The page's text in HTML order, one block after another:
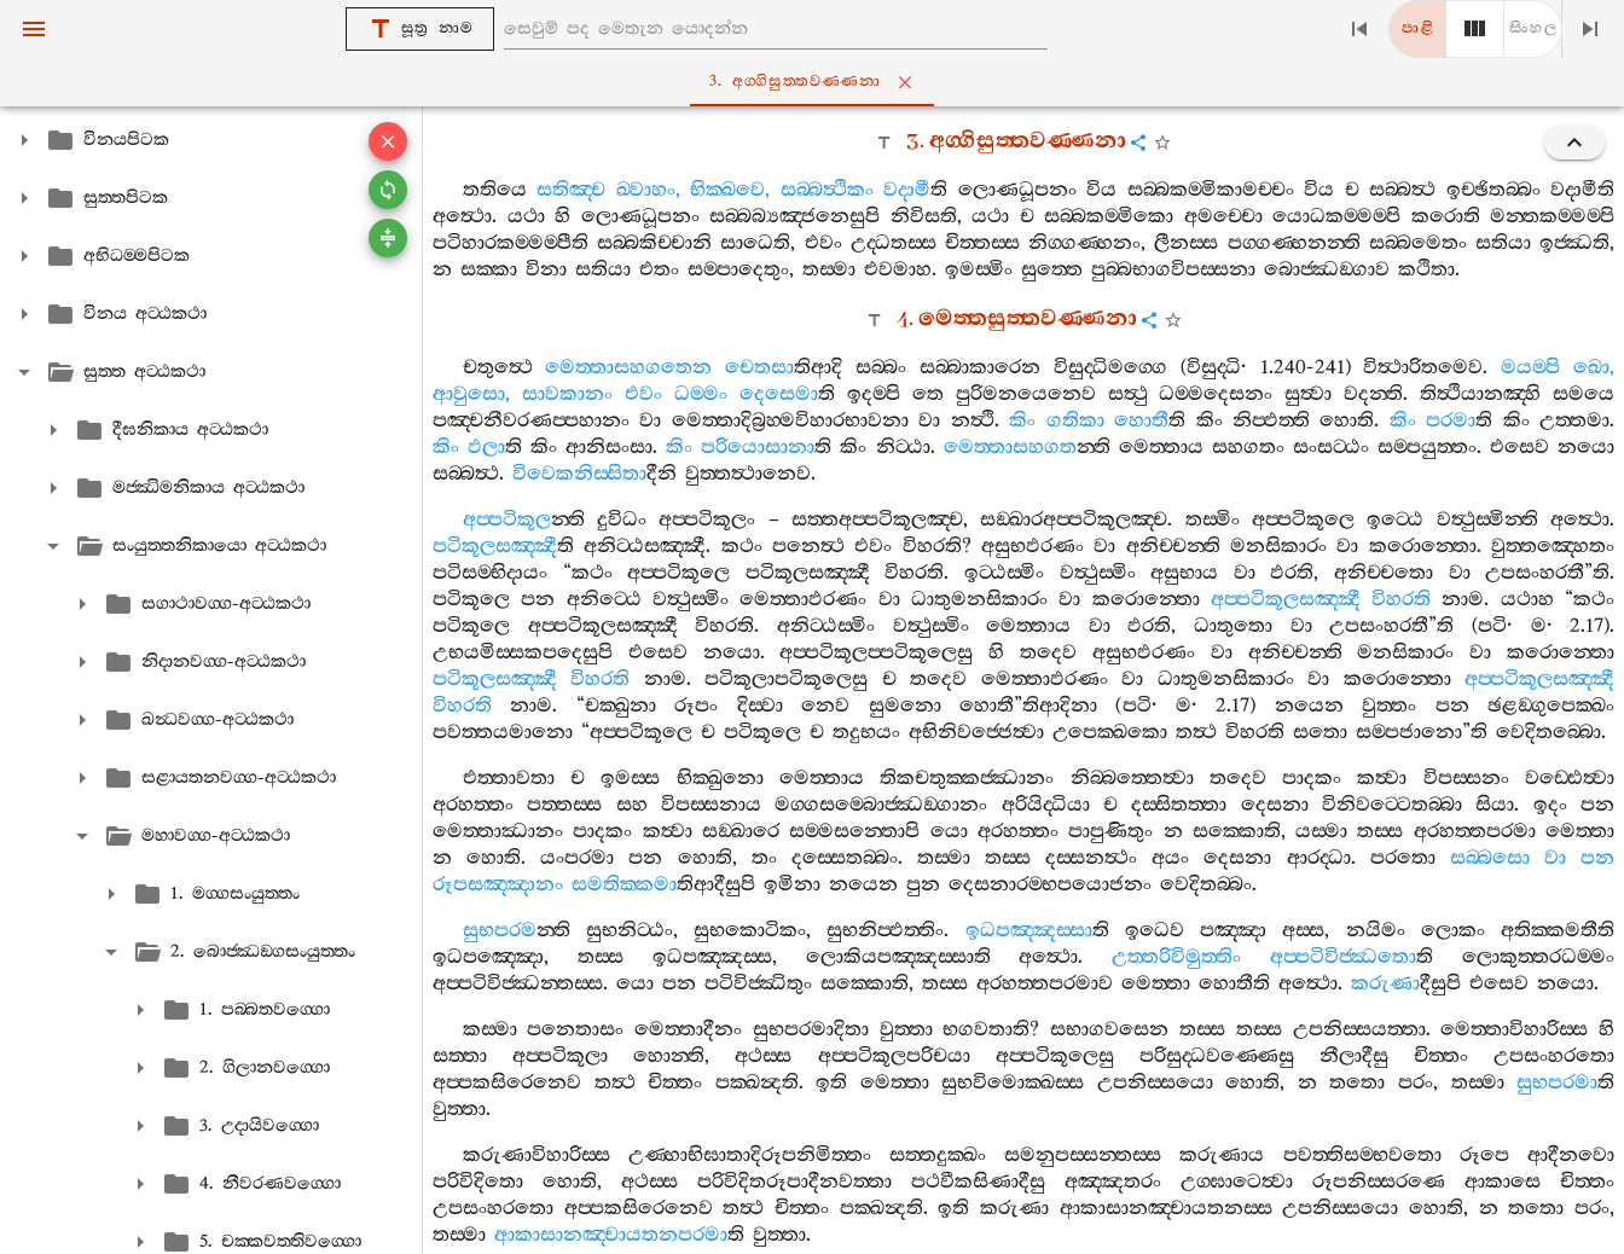
සූත්‍ර නාම පාළි සිංහල
3. අග‍්ගිසුත‍්තවණ‍්ණනා
විනයපිටක
සුත‍්තපිටක
අභිධම‍්මපිටක
විනය අට‍්ඨකථා
සුත‍්ත අට‍්ඨකථා
දීඝනිකාය අට‍්ඨකථා
මජ‍්ඣිමනිකාය අට‍්ඨකථා
සංයුත‍්තනිකායො අට‍්ඨකථා
සගාථාවග‍්ග-අට‍්ඨකථා
නිදානවග‍්ග-අට‍්ඨකථා
ඛන්‍ධවග‍්ග-අට‍්ඨකථා
සළායතනවග‍්ග-අට‍්ඨකථා
මහාවග‍්ග-අට‍්ඨකථා
1. මග‍්ගසංයුත‍්තං
2. බොජ‍්ඣඞ‍්ගසංයුත‍්තං
1. පබ‍්බතවග‍්ගො
2. ගිලානවග‍්ගො
3. උදායිවග‍්ගො
4. නීවරණවග‍්ගො
5. චක‍්කවත‍්තිවග‍්ගො
3.අග‍්ගිසුත‍්තවණ‍්ණනා
තතියෙ සතිඤ‍්ච ඛ‍්වාහං,භික‍්ඛවෙ, සබ‍්බත්‍ථිකං වදාමීති ලොණධූපනං විය සබ‍්බකම‍්මිකාමච‍්චං විය ච සබ‍්බත්‍ථ ඉච‍්ඡිතබ‍්බං වදාමීති
අත්‍ථො. යථා හි ලොණධූපනං සබ‍්බබ්‍යඤ‍්ජනෙසුපි නිවිසති, යථා ච සබ‍්බකම‍්මිකො අමච‍්චො යොධකම‍්මම‍්පි කරොති මන‍්තකම‍්මම‍්පි
පටිහාරකම‍්මම‍්පීති සබ‍්බකිච‍්චානි සාධෙති, එවං උද‍්ධතස‍්ස චිත‍්තස‍්ස නිග‍්ගණ‍්හනං,ලීනස‍්ස පග‍්ගණ‍්හනන‍්ති සබ‍්බමෙතං සතියා ඉජ‍්ඣති,
න සක‍්කා විනා සතියා එතං සම‍්පාදෙතුං, තස‍්මා එවමාහ. ඉමස‍්මිං සුත‍්තෙ පුබ‍්බභාගවිපස‍්සනා බොජ‍්ඣඞ‍්ගාව කථිතා.
4.මෙත‍්තසුත‍්තවණ‍්ණනා
චතුත්‍ථෙ මෙත‍්තාසහගතෙන චෙතසාතිආදි සබ‍්බං සබ‍්බාකාරෙන විසුද‍්ධිමග‍්ගෙ (විසුද‍්ධි· 1.240-241)විත්‍ථාරිතමෙව.මයම‍්පි ඛො,
ආවුසො, සාවකානං එවං ධම‍්මං දෙසෙමාති ඉදම‍්පි තෙ පුරිමනයෙනෙව සත්‍ථු ධම‍්මදෙසනං සුත්‍වා වදන‍්ති.තිත්‍ථියානඤ‍්හි සමයෙ
පඤ‍්චනීවරණප‍්පහානං වා මෙත‍්තාදිබ්‍රහ‍්මවිහාරභාවනා වා නත්‍ථි.කිං ගතිකා හොතීති කිං නිප‍්ඵත‍්ති හොති. කිං පරමාති කිං උත‍්තමා.
කිං ඵලාති කිං ආනිසංසා.කිං පරියොසානාති කිං නිට‍්ඨා. මෙත‍්තාසහගතන‍්ති මෙත‍්තාය සහගතං සංසට‍්ඨං සම‍්පයුත‍්තං.එසෙව නයො
සබ‍්බත්‍ථ. විවෙකනිස‍්සිතාදීනි වුත‍්තත්‍ථානෙව.
අප‍්පටිකූලන‍්ති දුවිධං අප‍්පටිකූලං – සත‍්තඅප‍්පටිකූලඤ‍්ච,සඞ‍්ඛාරඅප‍්පටිකූලඤ‍්ච. තස‍්මිං අප‍්පටිකූලෙ ඉට‍්ඨෙ වත්‍ථුස‍්මින‍්ති අත්‍ථො.
පටිකූලසඤ‍්ඤීති අනිට‍්ඨසඤ‍්ඤී. කථං පනෙත්‍ථ එවං විහරති?අසුභඵරණං වා අනිච‍්චන‍්ති මනසිකාරං වා කරොන‍්තො.වුත‍්තඤ‍්හෙතං
පටිසම‍්භිදායං “කථං අප‍්පටිකූලෙ පටිකූලසඤ‍්ඤී විහරති. ඉට‍්ඨස‍්මිං වත්‍ථුස‍්මිං අසුභාය වා ඵරති, අනිච‍්චතො වා උපසංහරතී”ති.
පටිකූලෙ පන අනිට‍්ඨෙ වත්‍ථුස‍්මිං මෙත‍්තාඵරණං වා ධාතුමනසිකාරං වා කරොන‍්තො අප‍්පටිකූලසඤ‍්ඤී විහරති නාම. යථාහ “කථං
පටිකූලෙ
අප‍්පටිකූලසඤ‍්ඤී විහරති. අනිට‍්ඨස‍්මිං වත්‍ථුස‍්මිං මෙත‍්තාය වා ඵරති, ධාතුතො වා උපසංහරතී”ති (පටි· ම· 2.17).
උභයමිස‍්සකපදෙසුපි
එසෙව නයො.අප‍්පටිකූලප‍්පටිකූලෙසු හි තදෙව අසුභඵරණං වා අනිච‍්චන‍්ති මනසිකාරං වා
කරොන‍්තො
පටිකූලසඤ‍්ඤී
විහරති නාම.පටිකූලාපටිකූලෙසු ච තදෙව මෙත‍්තාඵරණං වා ධාතුමනසිකාරං වා කරොන‍්තො
අප‍්පටිකූලසඤ‍්ඤී
විහරති
නාම. “චක‍්ඛුනා රූපං දිස‍්වා නෙව සුමනො හොතී”තිආදිනා (පටි· ම· 2.17) නයෙන වුත‍්තං පන
ඡළඞ‍්ගුපෙක‍්ඛං
පවත‍්තයමානො “අප‍්පටිකූලෙ ච පටිකූලෙ ච තදුභයං අභිනිවජ‍්ජෙත්‍වා උපෙක‍්ඛකො තත්‍ථ විහරති සතො සම‍්පජානො”ති වෙදිතබ‍්බො.
එත‍්තාවතා
ච ඉමස‍්ස භික‍්ඛුනො මෙත‍්තාය තිකචතුක‍්කජ‍්ඣානං නිබ‍්බත‍්තෙත්‍වා තදෙව පාදකං කත්‍වා විපස‍්සනං
වඩ‍්ඪෙත්‍වා
අරහත‍්තං පත‍්තස‍්ස සහ විපස‍්සනාය මග‍්ගසම‍්බොජ‍්ඣඞ‍්ගානං අරියිද‍්ධියා ච දස‍්සිතත‍්තා දෙසනා විනිවට‍්ටෙතබ‍්බා සියා. ඉදං පන
මෙත‍්තාඣානං පාදකං කත්‍වා සඞ‍්ඛාරෙ සම‍්මසන‍්තොපි යො අරහත‍්තං පාපුණිතුං න සක‍්කොති,යස‍්මා තස‍්ස අරහත‍්තපරමා මෙත‍්තා
න
හොති.යංපරමා පන හොති, තං දස‍්සෙතබ‍්බං. තස‍්මා තස‍්ස දස‍්සනත්‍ථං අයං දෙසනා ආරද‍්ධා. පරතො සබ‍්බසො වා
පන
රූපසඤ‍්ඤානං සමතික‍්කමාතිආදීසුපි ඉමිනා නයෙන පුන දෙසනාරම‍්භපයොජනං වෙදිතබ‍්බං.
සුභපරමන‍්ති සුභනිට‍්ඨං,සුභකොටිකං,සුභනිප‍්ඵත‍්තිං. ඉධපඤ‍්ඤස‍්සාති ඉධෙව පඤ‍්ඤා අස‍්ස, නයිමං ලොකං
අතික‍්කමතීති
ඉධපඤ‍්ඤො, තස‍්ස ඉධපඤ‍්ඤස‍්ස, ලොකියපඤ‍්ඤස‍්සාති අත්‍ථො.උත‍්තරිවිමුත‍්තිං අප‍්පටිවිජ‍්ඣතොති
ලොකුත‍්තරධම‍්මං
අප‍්පටිවිජ‍්ඣන‍්තස‍්ස. යො පන පටිවිජ‍්ඣිතුං සක‍්කොති, තස‍්ස අරහත‍්තපරමාව මෙත‍්තා හොතීති අත්‍ථො. කරුණාදීසුපි එසෙව නයො.
කස‍්මා පනෙතාසං මෙත‍්තාදීනං සුභපරමාදිතා වුත‍්තා භගවතාති?සභාගවසෙන තස‍්ස තස‍්ස උපනිස‍්සයත‍්තා.මෙත‍්තාවිහාරිස‍්ස හි
සත‍්තා
අප‍්පටිකූලා හොන‍්ති,අථස‍්ස අප‍්පටිකූලපරිචයා අප‍්පටිකූලෙසු පරිසුද‍්ධවණ‍්ණෙසු නීලාදීසු චිත‍්තං
උපසංහරතො
අප‍්පකසිරෙනෙව
තත්‍ථ චිත‍්තං පක‍්ඛන්‍දති.ඉති මෙත‍්තා සුභවිමොක‍්ඛස‍්ස උපනිස‍්සයො හොති, න තතො පරං, තස‍්මා සුභපරමාති
වුත‍්තා.
කරුණාවිහාරිස‍්ස
උණ‍්හාභිඝාතාදිරූපනිමිත‍්තං සත‍්තදුක‍්ඛං සමනුපස‍්සන‍්තස‍්ස කරුණාය පවත‍්තිසම‍්භවතො රූපෙ
ආදීනවො
පරිවිදිතො
හොති, අථස‍්ස පරිවිදිතරූපාදීනවත‍්තා පථවීකසිණාදීසු අඤ‍්ඤතරං උග‍්ඝාටෙත්‍වා රූපනිස‍්සරණෙ ආකාසෙ
චිත‍්තං
උපසංහරතො අප‍්පකසිරෙනෙව තත්‍ථ චිත‍්තං පක‍්ඛන්‍දති.ඉති කරුණා ආකාසානඤ‍්චායතනස‍්ස උපනිස‍්සයො හොති, න තතො පරං,
තස‍්මා ආකාසානඤ‍්චායතනපරමාති වුත‍්තා.